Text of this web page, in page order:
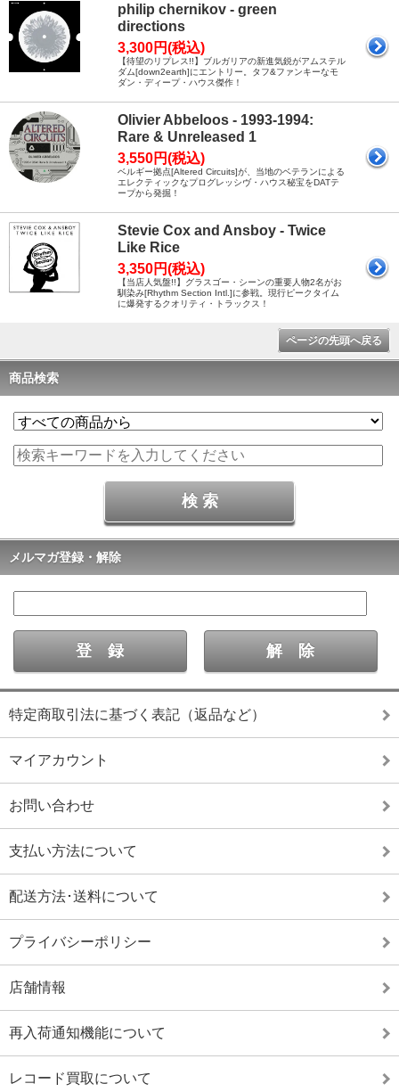
philip chernikov - green
directions
3,300円(税込)
【待望のリプレス!!】ブルガリアの新進気鋭がアムステル
ダム[down2earth]にエントリー。タフ&ファンキーなモ
ダン・ディープ・ハウス傑作！
Olivier Abbeloos - 1993-1994:
Rare & Unreleased 1
3,550円(税込)
ベルギー拠点[Altered Circuits]が、当地のベテランによる
エレクティックなプログレッシヴ・ハウス秘宝をDATテ
ープから発掘！
Stevie Cox and Ansboy - Twice
Like Rice
3,350円(税込)
【当店人気盤!!】グラスゴー・シーンの重要人物2名がお
馴染み[Rhythm Section Intl.]に参戦。現行ピークタイム
に爆発するクオリティ・トラックス！
ページの先頭へ戻る
商品検索
メルマガ登録・解除
特定商取引法に基づく表記（返品など）
マイアカウント
お問い合わせ
支払い方法について
配送方法･送料について
プライバシーポリシー
店舗情報
再入荷通知機能について
レコード買取について